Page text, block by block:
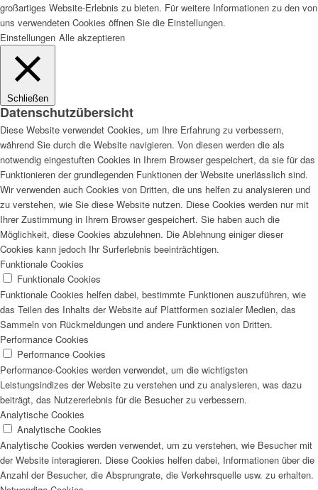
großartiges Website-Erlebnis zu bieten. Für weitere Informationen zu den von
uns verwendeten Cookies öffnen Sie die Einstellungen.
Einstellungen Alle akzeptieren
Schließen
Datenschutzübersicht
Diese Website verwendet Cookies, um Ihre Erfahrung zu verbessern,
während Sie durch die Website navigieren. Von diesen werden die als
notwendig eingestuften Cookies in Ihrem Browser gespeichert, da sie für das
Funktionieren der grundlegenden Funktionen der Website unerlässlich sind.
Wir verwenden auch Cookies von Dritten, die uns helfen zu analysieren und
zu verstehen, wie Sie diese Website nutzen. Diese Cookies werden nur mit
Ihrer Zustimmung in Ihrem Browser gespeichert. Sie haben auch die
Möglichkeit, diese Cookies abzulehnen. Die Ablehnung einiger dieser
Cookies kann jedoch Ihr Surferlebnis beeinträchtigen.
Funktionale Cookies
Funktionale Cookies
Funktionale Cookies helfen dabei, bestimmte Funktionen auszuführen, wie
das Teilen des Inhalts der Website auf Plattformen sozialer Medien, das
Sammeln von Rückmeldungen und andere Funktionen von Dritten.
Performance Cookies
Performance Cookies
Performance-Cookies werden verwendet, um die wichtigsten
Leistungsindizes der Website zu verstehen und zu analysieren, was dazu
beiträgt, das Nutzererlebnis für die Besucher zu verbessern.
Analytische Cookies
Analytische Cookies
Analytische Cookies werden verwendet, um zu verstehen, wie Besucher mit
der Website interagieren. Diese Cookies helfen dabei, Informationen über die
Anzahl der Besucher, die Absprungrate, die Verkehrsquelle usw. zu erhalten.